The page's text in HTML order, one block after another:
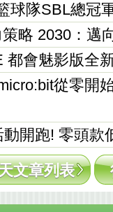
球隊SBL總冠
略 2030：邁
都會魅影版全
從零開
開跑! 零頭款
文章列表